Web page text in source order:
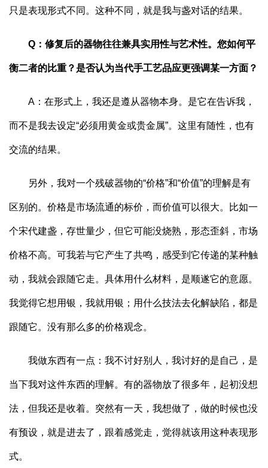
只是表现形式不同。这种不同，就是我与盏对话的结果。
Q：修复后的器物往往兼具实用性与艺术性。您如何平
衡二者的比重？是否认为当代手工艺品应更强调某一方面？
A：在形式上，我还是遵从器物本身。是它在告诉我，
而不是我去设定“必须用黄金或贵金属”。这里有随性，也有
交流的结果。
另外，我对一个残破器物的“价格”和“价值”的理解是有
区别的。价格是市场流通的标价，而价值可以很大。比如一
个宋代建盏，存世量少，但它可能没烧熟，形态歪斜，市场
价格不高。可我若与它产生了共鸣，感受到它传递的某种触
动，我就会跟随它走。具体用什么材料，是顺遂它的意愿。
我觉得它想用银，我就用银；用什么技法去化解缺陷，都是
跟随它。没有那么多的价格观念。
我做东西有一点：我不讨好别人，我讨好的是自己，是
当下我对这件东西的理解。有的器物放了很多年，起初没想
法，但我还是收着。突然有一天，我想做了，做的时候也没
有预设，就是进去了，跟着感觉走，觉得就该用这种表现形
式。